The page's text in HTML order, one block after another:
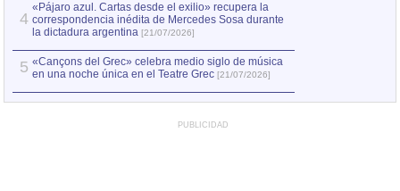
4
«Pájaro azul. Cartas desde el exilio» recupera la
correspondencia inédita de Mercedes Sosa durante
la dictadura argentina [21/07/2026]
5 «Cançons del Grec» celebra medio siglo de música
en una noche única en el Teatre Grec [21/07/2026]
PUBLICIDAD